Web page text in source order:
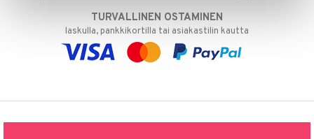
TURVALLINEN OSTAMINEN
laskulla, pankkikortilla tai asiakastilin kautta